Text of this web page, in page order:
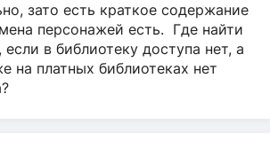
зато есть краткое содержание
персонажей есть. Где найти
в библиотеку доступа нет, а
на платных библиотеках нет